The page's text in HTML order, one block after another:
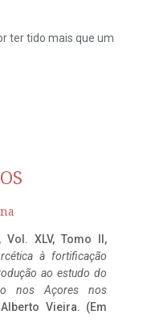
ter tido mais que um
Vol. XLV, Tomo II,
à fortificação
ao estudo do
nos Açores nos
Vieira. (Em